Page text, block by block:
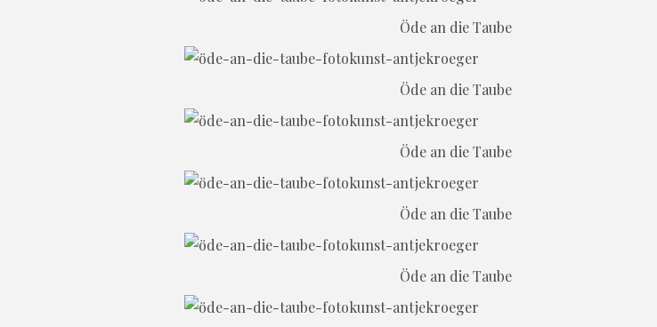
Öde an die Taube
Öde an die Taube
Öde an die Taube
Öde an die Taube
Öde an die Taube